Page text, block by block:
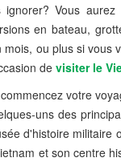
ignorer? Vous
en bateau,
ou plus si vous
de visiter le
votre
uns des
d'histoire militaire
et son centre